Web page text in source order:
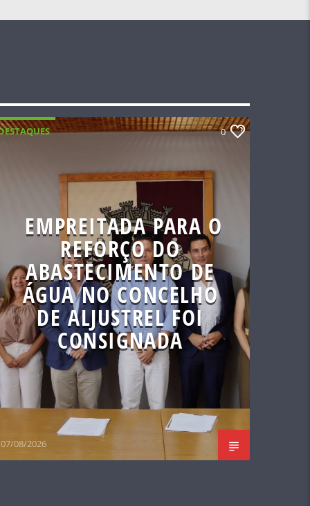
0
EMPREITADA PARA O
REFORÇO DO
ABASTECIMENTO DE
ÁGUA NO CONCELHO
DE ALJUSTREL FOI
CONSIGNADA
07/08/2026